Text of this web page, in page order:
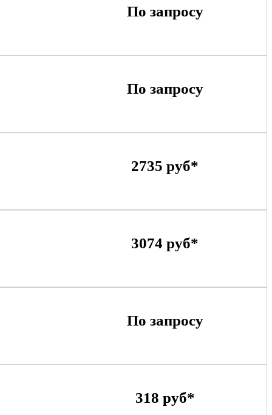
По запросу
По запросу
2735 руб*
3074 руб*
По запросу
318 руб*